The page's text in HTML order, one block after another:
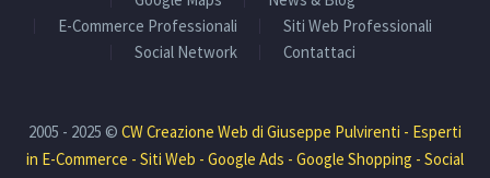
E-Commerce Professionali
Siti Web Professionali
Social Network
Contattaci
2005 - 2025 © CW Creazione Web di Giuseppe Pulvirenti - Esperti
in E-Commerce - Siti Web - Google Ads - Google Shopping - Social